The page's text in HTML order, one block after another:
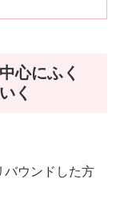
心にふく
く
バウンドした方